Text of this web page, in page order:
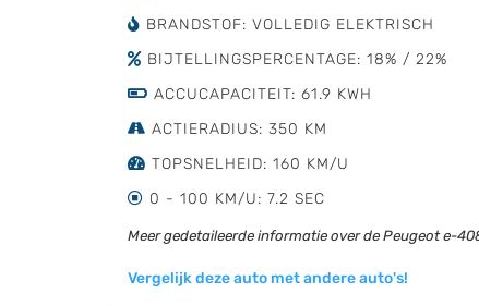
BRANDSTOF: VOLLEDIG ELEKTRISCH
BIJTELLINGSPERCENTAGE: 18% / 22%
ACCUCAPACITEIT: 61.9 KWH
ACTIERADIUS: 350 KM
TOPSNELHEID: 160 KM/U
0 - 100 KM/U: 7.2 SEC
Meer gedetaileerde informatie over de Peugeot e-
Vergelijk deze auto met andere auto's!